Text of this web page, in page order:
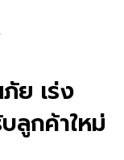
ย เร่ง
ลูกค้าใหม่